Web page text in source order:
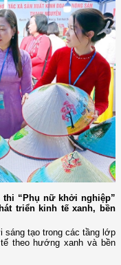
thi “Phụ nữ khởi nghiệp”
triển kinh tế xanh, bền
sáng tạo trong các tầng lớp
theo hướng xanh và bền